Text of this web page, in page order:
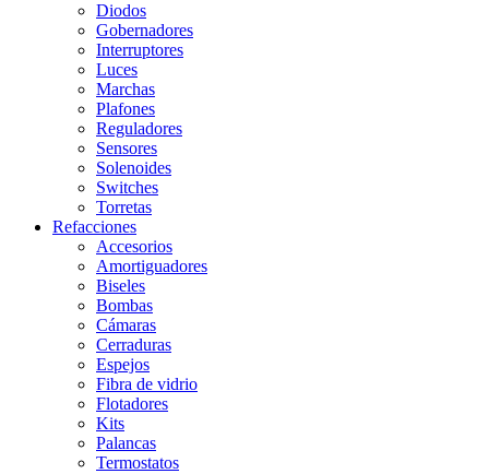
Diodos
Gobernadores
Interruptores
Luces
Marchas
Plafones
Reguladores
Sensores
Solenoides
Switches
Torretas
Refacciones
Accesorios
Amortiguadores
Biseles
Bombas
Cámaras
Cerraduras
Espejos
Fibra de vidrio
Flotadores
Kits
Palancas
Termostatos